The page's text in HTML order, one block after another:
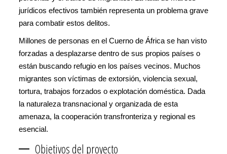
jurídicos efectivos también representa un problema grave
para combatir estos delitos.
Millones de personas en el Cuerno de África se han visto
forzadas a desplazarse dentro de sus propios países o
están buscando refugio en los países vecinos. Muchos
migrantes son víctimas de extorsión, violencia sexual,
tortura, trabajos forzados o explotación doméstica. Dada
la naturaleza transnacional y organizada de esta
amenaza, la cooperación transfronteriza y regional es
esencial.
Objetivos del proyecto